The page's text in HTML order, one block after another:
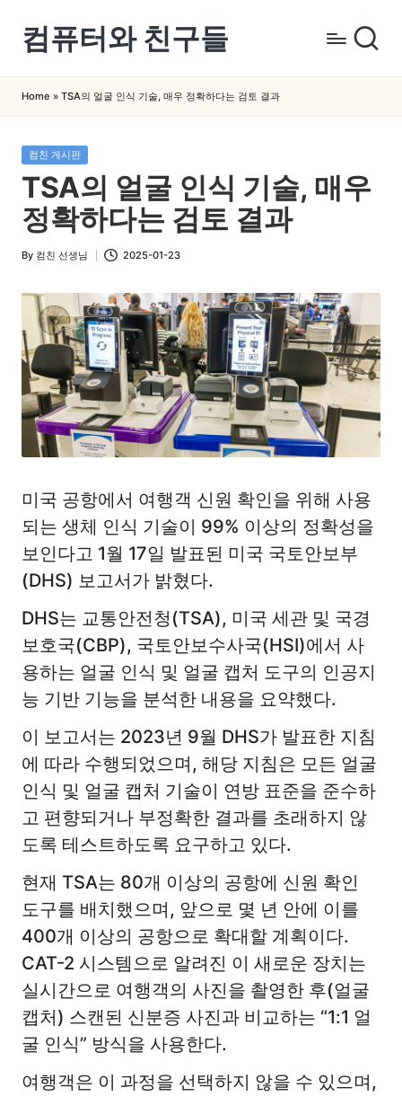
Skip
content
컴퓨터와 친구들
퓨
터
스
마
트
폰
을
게
배
우
는
곳
Home » TSA의 얼굴 인식 기술, 매우 정확하다는 검토 결과
Posted
in
컴친 게시판
TSA의 얼굴 인식 기술, 매우
정확하다는 검토 결과
Posted
By 컴친 선생님 2025-01-23
미국 공항에서 여행객 신원 확인을 위해 사용
되는 생체 인식 기술이 99% 이상의 정확성을
보인다고 1월 17일 발표된 미국 국토안보부
(DHS) 보고서가 밝혔다.
DHS는 교통안전청(TSA), 미국 세관 및 국경
보호국(CBP), 국토안보수사국(HSI)에서 사
용하는 얼굴 인식 및 얼굴 캡처 도구의 인공지
능 기반 기능을 분석한 내용을 요약했다.
이 보고서는 2023년 9월 DHS가 발표한 지침
에 따라 수행되었으며, 해당 지침은 모든 얼굴
인식 및 얼굴 캡처 기술이 연방 표준을 준수하
고 편향되거나 부정확한 결과를 초래하지 않
도록 테스트하도록 요구하고 있다.
현재 TSA는 80개 이상의 공항에 신원 확인
도구를 배치했으며, 앞으로 몇 년 안에 이를
400개 이상의 공항으로 확대할 계획이다.
CAT-2 시스템으로 알려진 이 새로운 장치는
실시간으로 여행객의 사진을 촬영한 후(얼굴
캡처) 스캔된 신분증 사진과 비교하는 “1:1 얼
굴 인식” 방식을 사용한다.
여행객은 이 과정을 선택하지 않을 수 있으며,